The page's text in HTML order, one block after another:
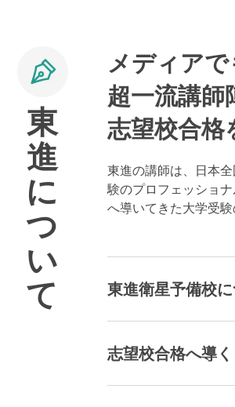
東
進
に
つ
い
て
メディア
超一流講師
志望校合格
東進の講師は、日本
験のプロフェッショ
へ導いてきた大学受験
東進衛星予備校
志望校合格へ導